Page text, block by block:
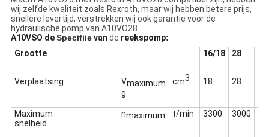
wij zelfde kwaliteit zoals Rexroth, maar wij hebben betere prijs,
snellere levertijd, verstrekken wij ook garantie voor de
hydraulische pomp van A10VO28.
A10VSO deSpecifiievan de reekspomp:
Grootte
16/18 28 45
Verplaatsing Vmaximum
g
cm3 18 28
Maximum
snelheid
nmaximum t/min 3300 3000